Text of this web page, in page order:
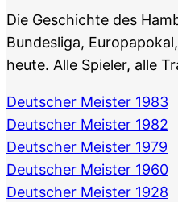
Die Geschichte des
Bundesliga,
heute. Alle Spieler, alle
Deutscher Meister 1983
Deutscher Meister 1982
Deutscher Meister 1979
Deutscher Meister 1960
Deutscher Meister 1928